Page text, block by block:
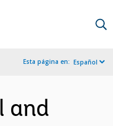
Esta página en: Español
and